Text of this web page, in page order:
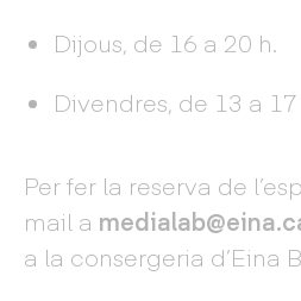
Dijous, de 16 a 20 h.
Divendres, de 13 a 17
Per fer la reserva de
mail a
a la consergeria d’Eina